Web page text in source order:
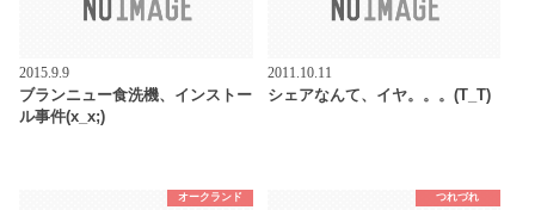
2015.9.9
ブランニュー食洗機、インストー
ル事件(x_x;)
2011.10.11
シェアなんて、イヤ。。。(T_T)
オークランド つれづれ